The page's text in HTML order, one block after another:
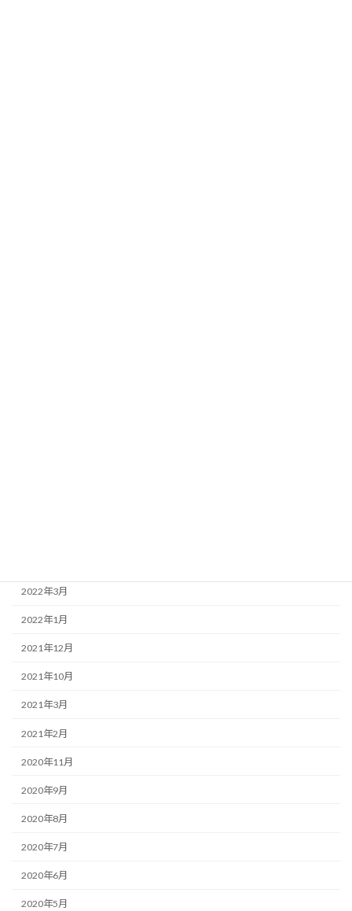
2022年3月
2022年1月
2021年12月
2021年10月
2021年3月
2021年2月
2020年11月
2020年9月
2020年8月
2020年7月
2020年6月
2020年5月